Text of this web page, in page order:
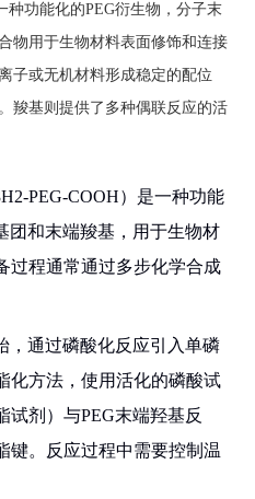
种功能化的PEG衍生物，分子末
物用于生物材料表面修饰和连接
子或无机材料形成稳定的配位
羧基则提供了多种偶联反应的活
PEG-COOH）是一种功能
团和末端羧基，用于生物材
过程通常通过多步化学合成
，通过磷酸化反应引入单磷
化方法，使用活化的磷酸试
试剂）与PEG末端羟基反
键。反应过程中需要控制温